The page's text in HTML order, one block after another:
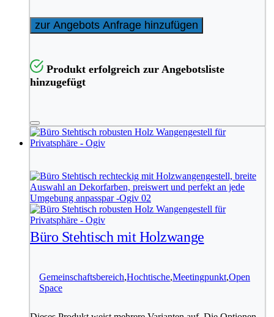
zur Angebots Anfrage hinzufügen
Produkt erfolgreich zur Angebotsliste
hinzugefügt
Büro Stehtisch mit Holzwange
Gemeinschaftsbereich,Hochtische,Meetingpunkt,Open
Space